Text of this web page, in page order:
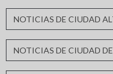
NOTICIAS DE CIUDAD
NOTICIAS DE CIUDAD